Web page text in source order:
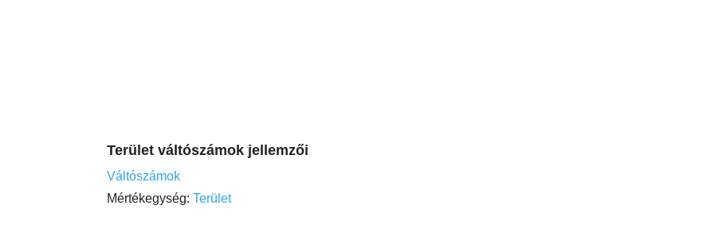
Terület váltószámok jellemzői
Váltószámok
Mértékegység:Terület